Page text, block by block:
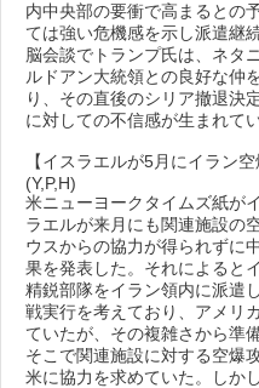
内中央部の要衝で高まるとの
ては強い危機感を示し派遣継
脳会談でトランプ氏は、ネタ
ルドアン大統領との良好な仲
り、その直後のシリア撤退決
に対しての不信感が生まれて
【イスラエルが5月にイラン
(Y,P,H)
米ニューヨークタイムズ紙が
ラエルが来月にも関連施設の
ウスからの協力が得られずに
果を発表した。それによると
精鋭部隊をイラン領内に派遣
戦実行を考えており、アメリ
ていたが、その複雑さから準
そこで関連施設に対する空爆
米に協力を求めていた。しか